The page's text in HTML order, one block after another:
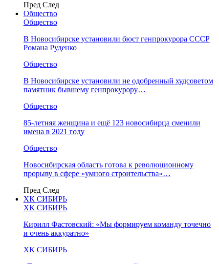
Пред След
Общество
Общество
В Новосибирске установили бюст генпрокурора СССР
Романа Руденко
Общество
В Новосибирске установили не одобренный худсоветом
памятник бывшему генпрокурору…
Общество
85-летняя женщина и ещё 123 новосибирца сменили
имена в 2021 году
Общество
Новосибирская область готова к революционному
прорыву в сфере «умного строительства»…
Пред След
ХК СИБИРЬ
ХК СИБИРЬ
Кирилл Фастовский: «Мы формируем команду точечно
и очень аккуратно»
ХК СИБИРЬ